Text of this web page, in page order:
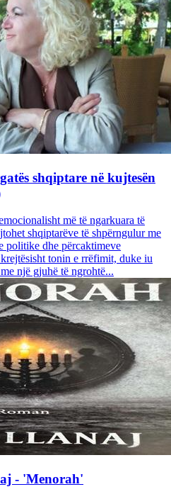
shqiptare në kujtesën
më të ngarkuara të
shqiptarëve të shpërngulur me
politike dhe përcaktimeve
tonin e rrëfimit, duke iu
një gjuhë të ngrohtë...
- 'Menorah'